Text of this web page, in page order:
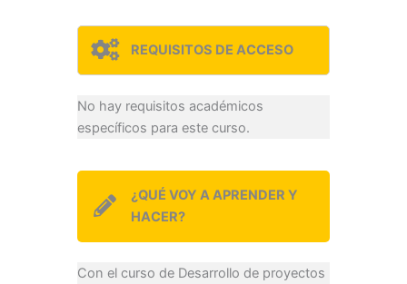
REQUISITOS DE ACCESO
No hay requisitos académicos
específicos para este curso.
¿QUÉ VOY A APRENDER Y
HACER?
Con el curso de Desarrollo de proyectos